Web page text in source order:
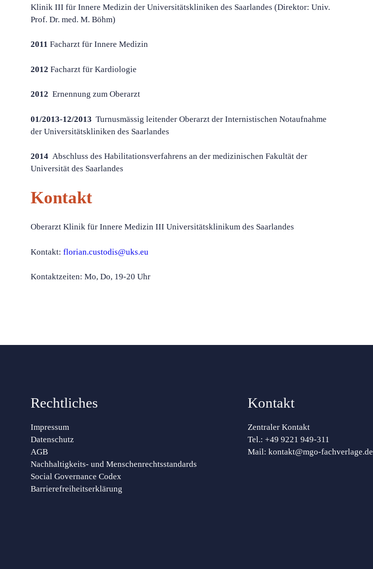
Klinik III für Innere Medizin der Universitätskliniken des Saarlandes (Direktor: Univ.
Prof. Dr. med. M. Böhm)
2011 Facharzt für Innere Medizin
2012 Facharzt für Kardiologie
2012 Ernennung zum Oberarzt
01/2013-12/2013 Turnusmässig leitender Oberarzt der Internistischen Notaufnahme
der Universitätskliniken des Saarlandes
2014 Abschluss des Habilitationsverfahrens an der medizinischen Fakultät der
Universität des Saarlandes
Kontakt
Oberarzt Klinik für Innere Medizin III Universitätsklinikum des Saarlandes
Kontakt: florian.custodis@uks.eu
Kontaktzeiten: Mo, Do, 19-20 Uhr
Rechtliches
Impressum
Datenschutz
AGB
Nachhaltigkeits- und Menschenrechtsstandards
Social Governance Codex
Barrierefreiheitserklärung
Kontakt
Zentraler Kontakt
Tel.: +49 9221 949-311
Mail: kontakt@mgo-fachverlage.de